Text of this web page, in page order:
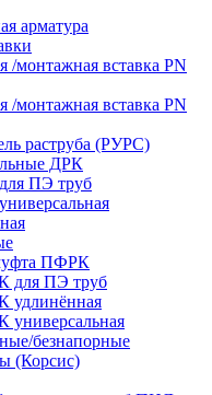
арматура
/монтажная вставка PN
/монтажная вставка PN
раструба (РУРС)
ДРК
ПЭ труб
ПФРК
для ПЭ труб
безнапорные
(Корсис)